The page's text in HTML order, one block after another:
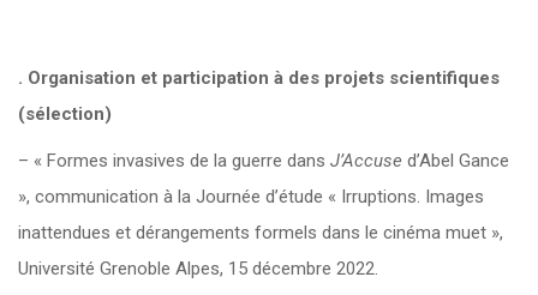
. Organisation et participation à des projets scientifiques
(sélection)
– « Formes invasives de la guerre dans J’Accuse d’Abel Gance
», communication à la Journée d’étude « Irruptions. Images
inattendues et dérangements formels dans le cinéma muet »,
Université Grenoble Alpes, 15 décembre 2022.